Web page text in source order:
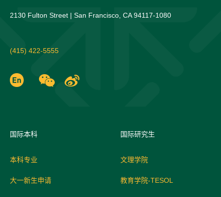
2130 Fulton Street | San Francisco, CA 94117-1080
(415) 422-5555
国际本科
本科专业
大一新生申请
国际研究生
文理学院
教育学院-TESOL